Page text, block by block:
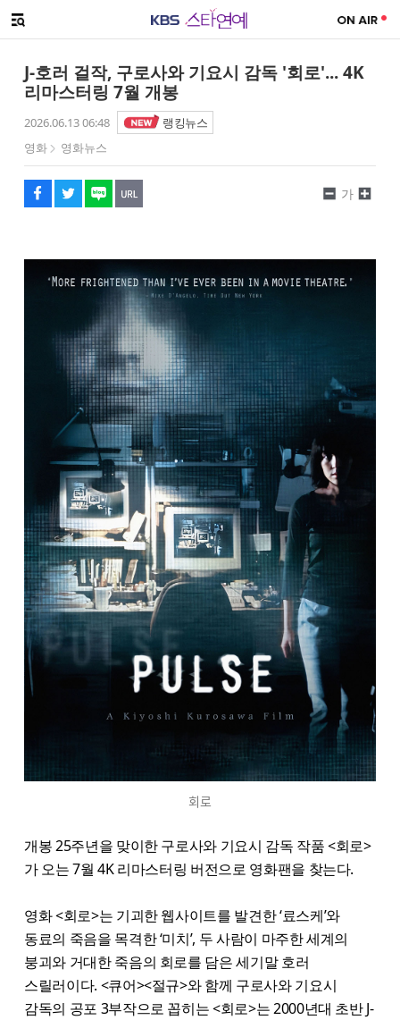
메뉴 열기
J-호러 걸작, 구로사와 기요시 감독 '회로'... 4K
리마스터링 7월 개봉
2026.06.13 06:48
랭킹뉴스
영화
영화뉴스
페이스북
트위터
네이버
URL복사
글씨 작게보기
가
글씨 크게보기
회로
개봉 25주년을 맞이한 구로사와 기요시 감독 작품 <회로>
가 오는 7월 4K 리마스터링 버전으로 영화팬을 찾는다.
영화 <회로>는 기괴한 웹사이트를 발견한 ‘료스케’와
동료의 죽음을 목격한 ‘미치’, 두 사람이 마주한 세계의
붕괴와 거대한 죽음의 회로를 담은 세기말 호러
스릴러이다. <큐어><절규>와 함께 구로사와 기요시
감독의 공포 3부작으로 꼽히는 <회로>는 2000년대 초반 J-
해시태그